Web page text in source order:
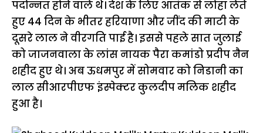
पदोन्नत होने वाले थे। देश के लिए आतंक से लोहा लेते
हुए 44 दिन के भीतर हरियाणा और जींद की माटी के
दूसरे लाल ने वीरगति पाई है। इससे पहले सात जुलाई
को जाजनवाला के लांस नायक पैरा कमांडो प्रदीप नैन
शहीद हुए थे। अब ऊधमपुर में सोमवार को निडानी का
लाल सीआरपीएफ इंस्पेक्टर कुलदीप मलिक शहीद
हुआ है।